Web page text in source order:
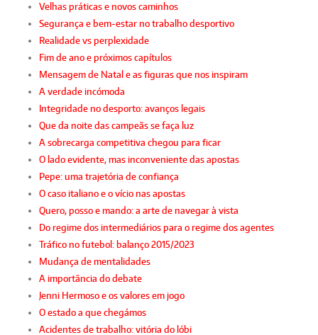
Velhas práticas e novos caminhos
Segurança e bem-estar no trabalho desportivo
Realidade vs perplexidade
Fim de ano e próximos capítulos
Mensagem de Natal e as figuras que nos inspiram
A verdade incómoda
Integridade no desporto: avanços legais
Que da noite das campeãs se faça luz
A sobrecarga competitiva chegou para ficar
O lado evidente, mas inconveniente das apostas
Pepe: uma trajetória de confiança
O caso italiano e o vício nas apostas
Quero, posso e mando: a arte de navegar à vista
Do regime dos intermediários para o regime dos agentes
Tráfico no futebol: balanço 2015/2023
Mudança de mentalidades
A importância do debate
Jenni Hermoso e os valores em jogo
O estado a que chegámos
Acidentes de trabalho: vitória do lóbi